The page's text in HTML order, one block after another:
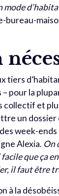
tiers
pour la
collectif et
un
week-ends
Alexia. On
que ça
il faut être
à la